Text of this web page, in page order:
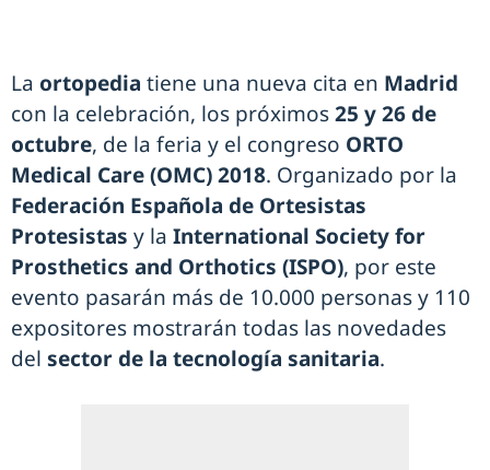
La ortopedia tiene una nueva cita en Madrid
con la celebración, los próximos25 y 26 de
octubre, de la feria y el congreso ORTO
Medical Care (OMC) 2018. Organizado por la
Federación Española de Ortesistas
Protesistas y la International Society for
Prosthetics and Orthotics (ISPO), por este
evento pasarán más de 10.000 personas y 110
expositores mostrarán todas las novedades
del sector de la tecnología sanitaria.